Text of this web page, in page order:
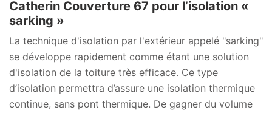
Catherin Couverture 67 pour l’isolation «
sarking »
La technique d'isolation par l'extérieur appelé "sarking"
se développe rapidement comme étant une solution
d'isolation de la toiture très efficace. Ce type
d’isolation permettra d’assure une isolation thermique
continue, sans pont thermique. De gagner du volume